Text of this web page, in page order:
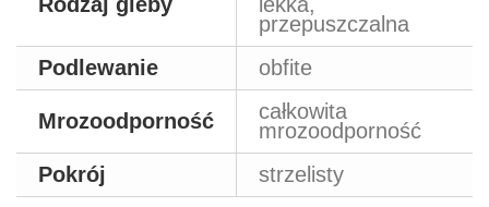
przepuszczalna
Podlewanie
obfite
Mrozoodporność
całkowita
mrozoodporność
Pokrój
strzelisty